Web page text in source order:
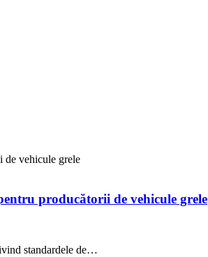
de vehicule grele
producătorii de vehicule grele
standardele de…